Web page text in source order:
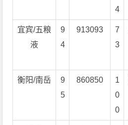
4
宜宾/五粮
液
9
4
913093
7
3
衡阳/南岳
9
5
860850
1
0
0